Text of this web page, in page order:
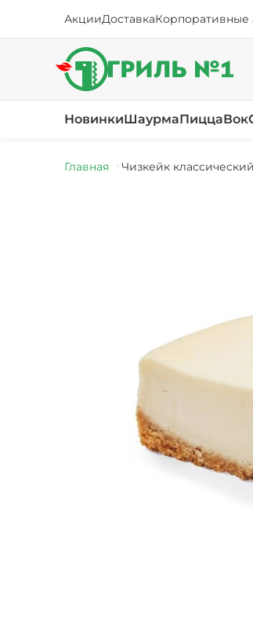
АкцииДоставкаКорпоративные
НовинкиШаурмаПиццаВок
Главная Чизкейк классический